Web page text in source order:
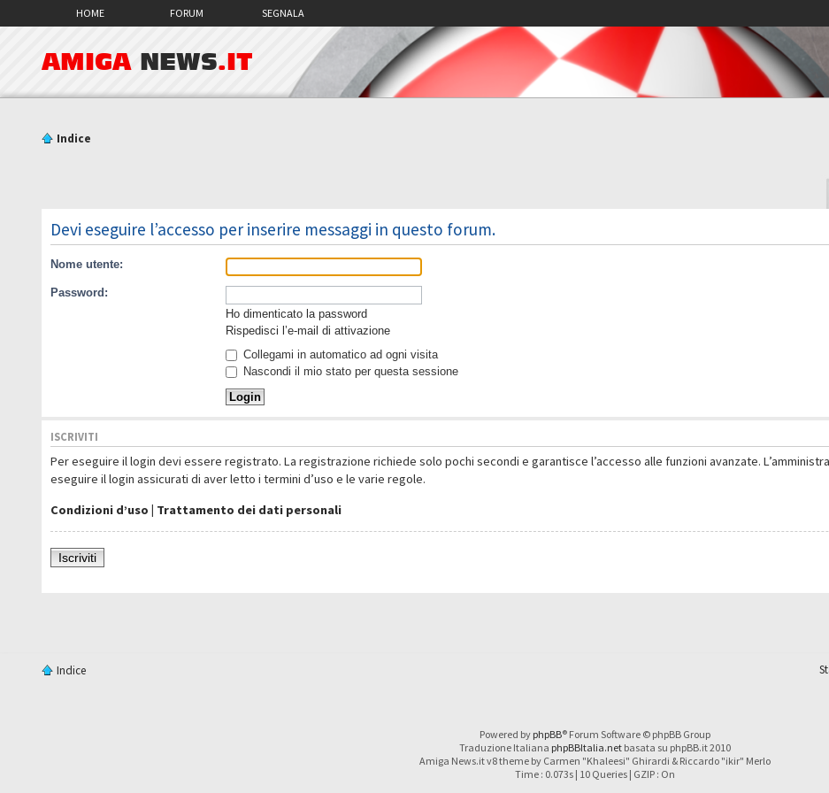
HOME FORUM SEGNALA
AMIGA NEWS.IT
Indice
Devi eseguire l’accesso per inserire messaggi in questo forum.
Nome utente:
Password:
Ho dimenticato la password
Rispedisci l’e-mail di attivazione
Collegami in automatico ad ogni visita
Nascondi il mio stato per questa sessione
ISCRIVITI
Per eseguire il login devi essere registrato. La registrazione richiede solo pochi secondi e garantisce l’accesso alle funzioni avanzate.
eseguire il login assicurati di aver letto i termini d’uso e le varie regole.
Condizioni d’uso | Trattamento dei dati personali
Iscriviti
Indice
Powered by phpBB® Forum Software © phpBB Group
Traduzione Italiana phpBBItalia.netbasata su phpBB.it 2010
Amiga News.it v8 theme by Carmen "Khaleesi" Ghirardi & Riccardo "ikir" Merlo
Time : 0.073s | 10 Queries | GZIP : On